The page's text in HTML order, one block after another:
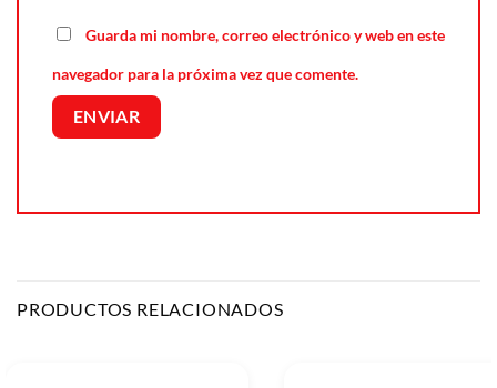
Guarda mi nombre, correo electrónico y web en este
navegador para la próxima vez que comente.
PRODUCTOS RELACIONADOS